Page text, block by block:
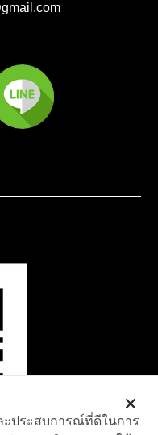
ะประสบการณ์ที่ดีในการ